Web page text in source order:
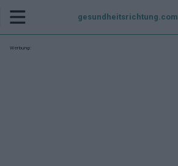
gesundheitsrichtung.com
Werbung: